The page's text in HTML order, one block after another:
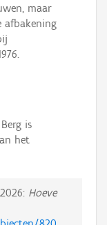
maar
afbakening
is
het
Hoeve